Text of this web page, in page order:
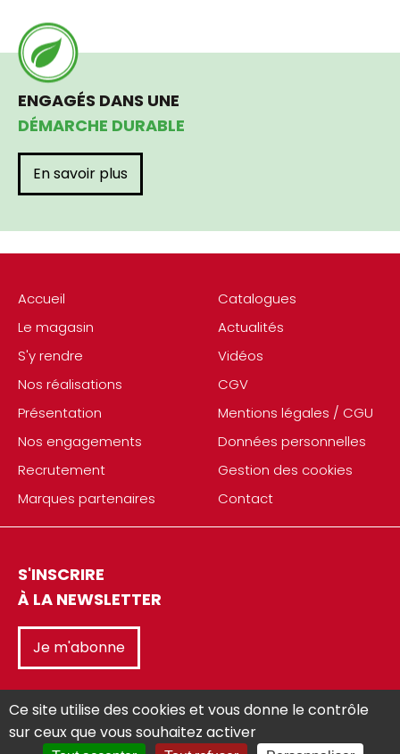
Accueil
Le magasin
S'y rendre
Nos réalisations
Présentation
Nos engagements
Recrutement
Marques partenaires
Catalogues
Actualités
Vidéos
CGV
Mentions légales / CGU
Données personnelles
Gestion des cookies
Contact
S'INSCRIRE
À LA NEWSLETTER
Je m'abonne
ENGAGÉS DANS UNE
DÉMARCHE DURABLE
En savoir plus
Ce site utilise des cookies et vous donne le contrôle
sur ceux que vous souhaitez activer